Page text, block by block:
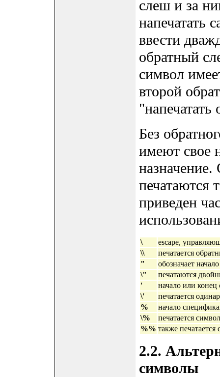
слеш и за
напечатать
ввести
обратный
символ
второй
Без
имеют свое
печатаются
приведен
\
escape,
\\
печатается
"
обозначает
\"
печатаются
'
начало или
\'
печатается
%
начало
\%
печатается
%% также
2.2.
символы